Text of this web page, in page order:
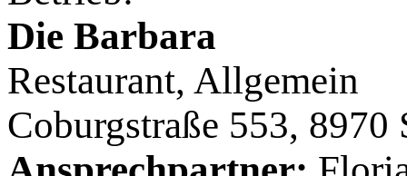
Die Barbara
Restaurant, Allgemein
Coburgstraße 553, 8970